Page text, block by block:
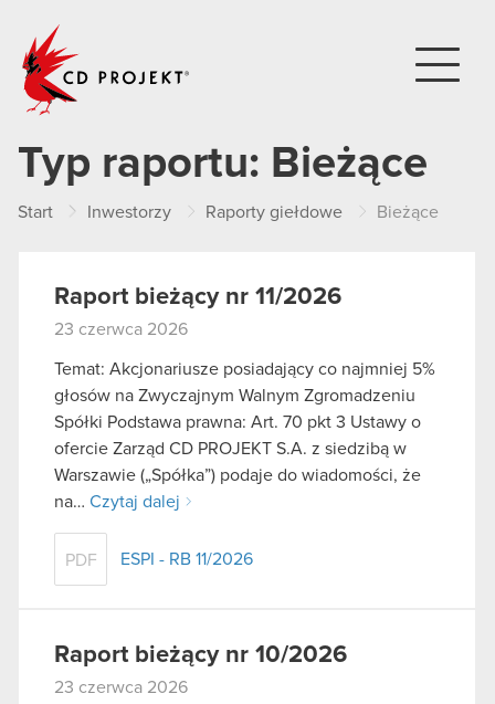
Typ raportu: Bieżące
Start Inwestorzy Raporty giełdowe Bieżące
Raport bieżący nr 11/2026
23 czerwca 2026
Temat: Akcjonariusze posiadający co najmniej 5%
głosów na Zwyczajnym Walnym Zgromadzeniu
Spółki Podstawa prawna: Art. 70 pkt 3 Ustawy o
ofercie Zarząd CD PROJEKT S.A. z siedzibą w
Warszawie („Spółka”) podaje do wiadomości, że
na… Czytaj dalej
PDF ESPI - RB 11/2026
Raport bieżący nr 10/2026
23 czerwca 2026